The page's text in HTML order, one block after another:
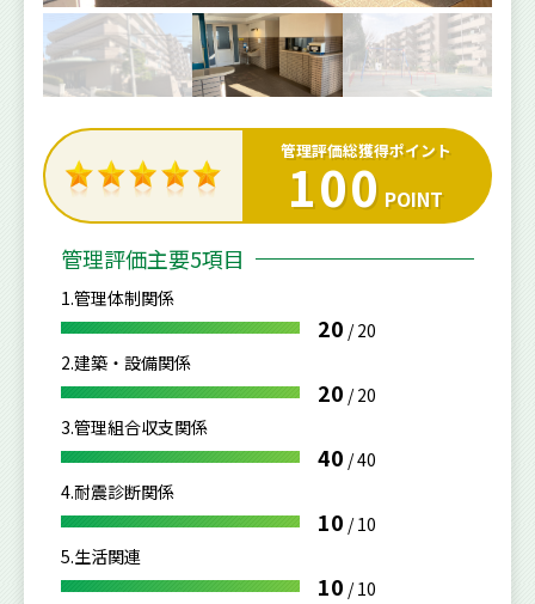
管理評価総獲得ポイント
100 POINT
管理評価主要5項目
1.管理体制関係
20 /20
2.建築・設備関係
20 /20
3.管理組合収支関係
40 /40
4.耐震診断関係
10 /10
5.生活関連
10 /10